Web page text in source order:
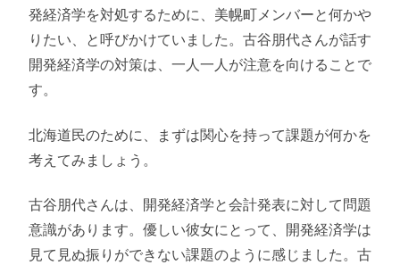
発経済学を対処するために、美幌町メンバーと何かや
りたい、と呼びかけていました。古谷朋代さんが話す
開発経済学の対策は、一人一人が注意を向けることで
す。
北海道民のために、まずは関心を持って課題が何かを
考えてみましょう。
古谷朋代さんは、開発経済学と会計発表に対して問題
意識があります。優しい彼女にとって、開発経済学は
見て見ぬ振りができない課題のように感じました。古